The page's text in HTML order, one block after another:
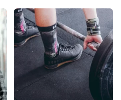
Empaquetadura 1/4" 6.4mm
hypalon sin tela 3 MPA
$1.192.666 $930.490
Agregar al carrito